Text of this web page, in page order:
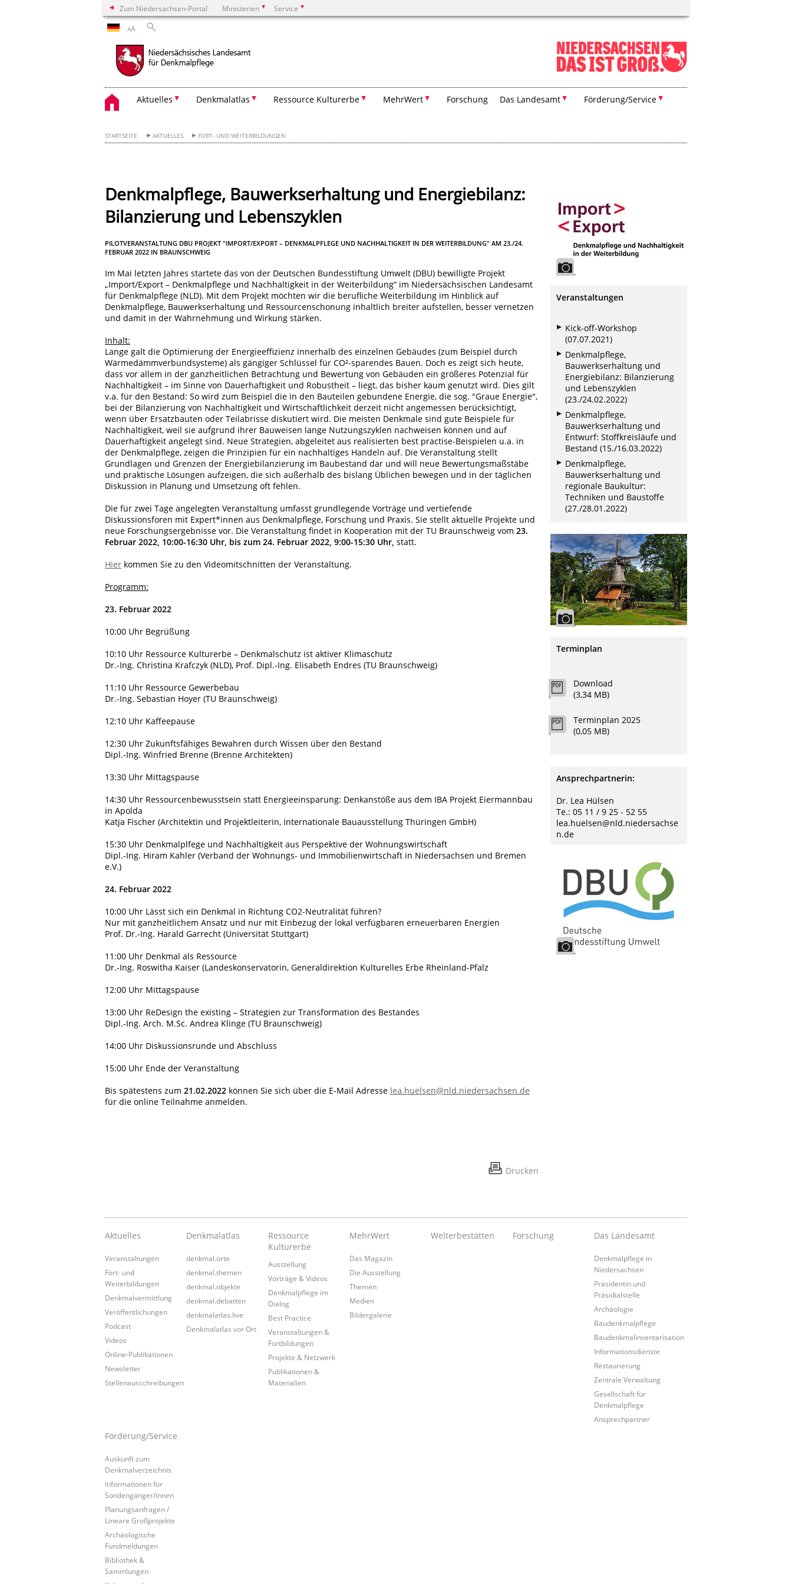
Zum Niedersachsen-Portal Ministerien Service
AA
Aktuelles Denkmalatlas Ressource Kulturerbe MehrWert Forschung Das Landesamt Förderung/Service
STARTSEITE AKTUELLES FORT- UND WEITERBILDUNGEN
Denkmalpflege, Bauwerkserhaltung und Energiebilanz:
Bilanzierung und Lebenszyklen
PILOTVERANSTALTUNG DBU PROJEKT "IMPORT/EXPORT – DENKMALPFLEGE UND NACHHALTIGKEIT IN DER WEITERBILDUNG" AM 23./24.
FEBRUAR 2022 IN BRAUNSCHWEIG
Im Mai letzten Jahres startete das von der Deutschen Bundesstiftung Umwelt (DBU) bewilligte Projekt
„Import/Export – Denkmalpflege und Nachhaltigkeit in der Weiterbildung“ im Niedersächsischen Landesamt
für Denkmalpflege (NLD). Mit dem Projekt möchten wir die berufliche Weiterbildung im Hinblick auf
Denkmalpflege, Bauwerkserhaltung und Ressourcenschonung inhaltlich breiter aufstellen, besser vernetzen
und damit in der Wahrnehmung und Wirkung stärken.
Inhalt:
Lange galt die Optimierung der Energieeffizienz innerhalb des einzelnen Gebäudes (zum Beispiel durch
Wärmedämmverbundsysteme) als gängiger Schlüssel für CO²-sparendes Bauen. Doch es zeigt sich heute,
dass vor allem in der ganzheitlichen Betrachtung und Bewertung von Gebäuden ein größeres Potenzial für
Nachhaltigkeit – im Sinne von Dauerhaftigkeit und Robustheit – liegt, das bisher kaum genutzt wird. Dies gilt
v.a. für den Bestand: So wird zum Beispiel die in den Bauteilen gebundene Energie, die sog. "Graue Energie",
bei der Bilanzierung von Nachhaltigkeit und Wirtschaftlichkeit derzeit nicht angemessen berücksichtigt,
wenn über Ersatzbauten oder Teilabrisse diskutiert wird. Die meisten Denkmale sind gute Beispiele für
Nachhaltigkeit, weil sie aufgrund ihrer Bauweisen lange Nutzungszyklen nachweisen können und auf
Dauerhaftigkeit angelegt sind. Neue Strategien, abgeleitet aus realisierten best practise-Beispielen u.a. in
der Denkmalpflege, zeigen die Prinzipien für ein nachhaltiges Handeln auf. Die Veranstaltung stellt
Grundlagen und Grenzen der Energiebilanzierung im Baubestand dar und will neue Bewertungsmaßstäbe
und praktische Lösungen aufzeigen, die sich außerhalb des bislang Üblichen bewegen und in der täglichen
Diskussion in Planung und Umsetzung oft fehlen.
Die für zwei Tage angelegten Veranstaltung umfasst grundlegende Vorträge und vertiefende
Diskussionsforen mit Expert*innen aus Denkmalpflege, Forschung und Praxis. Sie stellt aktuelle Projekte und
neue Forschungsergebnisse vor. Die Veranstaltung findet in Kooperation mit der TU Braunschweig vom 23.
Februar 2022, 10:00-16:30 Uhr, bis zum 24. Februar 2022, 9:00-15:30 Uhr, statt.
Hier kommen Sie zu den Videomitschnitten der Veranstaltung.
Programm:
23. Februar 2022
10:00 Uhr Begrüßung
10:10 Uhr Ressource Kulturerbe – Denkmalschutz ist aktiver Klimaschutz
Dr.-Ing. Christina Krafczyk (NLD), Prof. Dipl.-Ing. Elisabeth Endres (TU Braunschweig)
11:10 Uhr Ressource Gewerbebau
Dr.-Ing. Sebastian Hoyer (TU Braunschweig)
12:10 Uhr Kaffeepause
12:30 Uhr Zukunftsfähiges Bewahren durch Wissen über den Bestand
Dipl.-Ing. Winfried Brenne (Brenne Architekten)
13:30 Uhr Mittagspause
14:30 Uhr Ressourcenbewusstsein statt Energieeinsparung: Denkanstöße aus dem IBA Projekt Eiermannbau
in Apolda
Katja Fischer (Architektin und Projektleiterin, Internationale Bauausstellung Thüringen GmbH)
15:30 Uhr Denkmalplfege und Nachhaltigkeit aus Perspektive der Wohnungswirtschaft
Dipl.-Ing. Hiram Kahler (Verband der Wohnungs- und Immobilienwirtschaft in Niedersachsen und Bremen
e.V.)
24. Februar 2022
10:00 Uhr Lässt sich ein Denkmal in Richtung CO2-Neutralität führen?
Nur mit ganzheitlichem Ansatz und nur mit Einbezug der lokal verfügbaren erneuerbaren Energien
Prof. Dr.-Ing. Harald Garrecht (Universität Stuttgart)
11:00 Uhr Denkmal als Ressource
Dr.-Ing. Roswitha Kaiser (Landeskonservatorin, Generaldirektion Kulturelles Erbe Rheinland-Pfalz
12:00 Uhr Mittagspause
13:00 Uhr ReDesign the existing – Strategien zur Transformation des Bestandes
Dipl.-Ing. Arch. M.Sc. Andrea Klinge (TU Braunschweig)
14:00 Uhr Diskussionsrunde und Abschluss
15:00 Uhr Ende der Veranstaltung
Bis spätestens zum 21.02.2022 können Sie sich über die E-Mail Adresse lea.huelsen@nld.niedersachsen.de
für die online Teilnahme anmelden.
Drucken
Veranstaltungen
Kick-off-Workshop
(07.07.2021)
Denkmalpflege,
Bauwerkserhaltung und
Energiebilanz: Bilanzierung
und Lebenszyklen
(23./24.02.2022)
Denkmalpflege,
Bauwerkserhaltung und
Entwurf: Stoffkreisläufe und
Bestand (15./16.03.2022)
Denkmalpflege,
Bauwerkserhaltung und
regionale Baukultur:
Techniken und Baustoffe
(27./28.01.2022)
Terminplan
Download
(3,34 MB)
Terminplan 2025
(0,05 MB)
Ansprechpartnerin:
Dr. Lea Hülsen
Te.: 05 11 / 9 25 - 52 55
lea.huelsen@nld.niedersachse
n.de
Aktuelles
Veranstaltungen
Fort- und
Weiterbildungen
Denkmalvermittlung
Veröffentlichungen
Podcast
Videos
Online-Publikationen
Newsletter
Stellenausschreibungen
Denkmalatlas
denkmal.orte
denkmal.themen
denkmal.objekte
denkmal.debatten
denkmalatlas.live
Denkmalatlas vor Ort
Ressource
Kulturerbe
Ausstellung
Vorträge & Videos
Denkmalpflege im
Dialog
Best Practice
Veranstaltungen &
Fortbildungen
Projekte & Netzwerk
Publikationen &
Materialien
MehrWert
Das Magazin
Die Ausstellung
Themen
Medien
Bildergalerie
Welterbestätten Forschung Das Landesamt
Denkmalpflege in
Niedersachsen
Präsidentin und
Präsidialstelle
Archäologie
Baudenkmalpflege
Baudenkmalinventarisation
Informationsdienste
Restaurierung
Zentrale Verwaltung
Gesellschaft für
Denkmalpflege
Ansprechpartner
Förderung/Service
Auskunft zum
Denkmalverzeichnis
Informationen für
Sondengänger/innen
Planungsanfragen /
Lineare Großprojekte
Archäologische
Fundmeldungen
Bibliothek &
Sammlungen